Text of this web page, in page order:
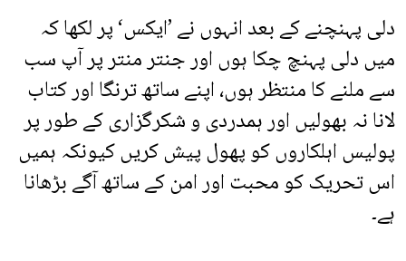
دلی پہنچنے کے بعد انہوں نے ’ایکس‘ پر لکھا کہ
میں دلی پہنچ چکا ہوں اور جنتر منتر پر آپ سب
سے ملنے کا منتظر ہوں، اپنے ساتھ ترنگا اور کتاب
لانا نہ بھولیں اور ہمدردی و شکرگزاری کے طور پر
پولیس اہلکاروں کو پھول پیش کریں کیونکہ ہمیں
اس تحریک کو محبت اور امن کے ساتھ آگے بڑھانا
ہے۔